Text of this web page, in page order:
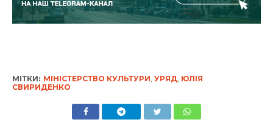
МІТКИ: МІНІСТЕРСТВО КУЛЬТУРИ УРЯД, ЮЛІЯ
СВИРИДЕНКО